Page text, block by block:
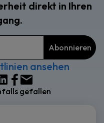
direkt in Ihren
ansehen
gefallen